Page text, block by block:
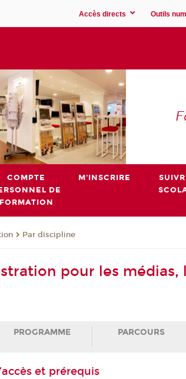
Accès directs Outils
COMPTE
DE
FORMATION
M'INSCRIRE
Par discipline
pour les médias,
PROGRAMME PARCOURS
et prérequis